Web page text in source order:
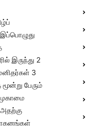
இருந்து 2
3
பேரும்